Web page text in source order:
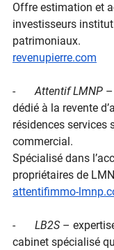
Offre estimation et
investisseurs
patrimoniaux.
revenupierre.com
- Attentif LMNP
dédié à la revente
résidences services
commercial.
Spécialisé dans
propriétaires de
attentifimmo-
- LB2S –
cabinet spécialisé